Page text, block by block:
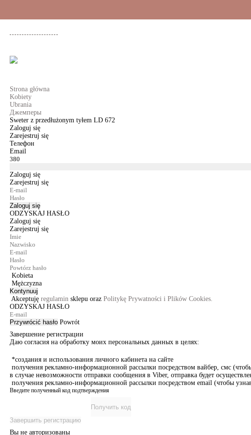
Strona główna
Kobiety
Ubrania
Джемперы
Sweter z przedłużonym tyłem LD 672
Zaloguj się
Zarejestruj się
Телефон
Email
Zaloguj się
Zarejestruj się
Zaloguj się
ODZYSKAJ HASŁO
Zaloguj się
Zarejestruj się
Kobieta
Mężczyzna
Kontynuuj
Akceptuję regulamin sklepu oraz Politykę Prywatności i Plików Cookies.
ODZYSKAJ HASŁO
Przywrócić hasło Powrót
Завершение регистрации
Даю согласия на обработку моих персональных данных в целях:
*создания и использования личного кабинета на сайте
получения рекламно-информационной рассылки посредством вайбер, смс
в случае невозможности отправки сообщения в Viber, отправка будет
получения рекламно-информационной рассылки посредством email (чтобы
Введите полученный код подтверждения
Получить код
Завершить регистрацию
Вы не авторизованы